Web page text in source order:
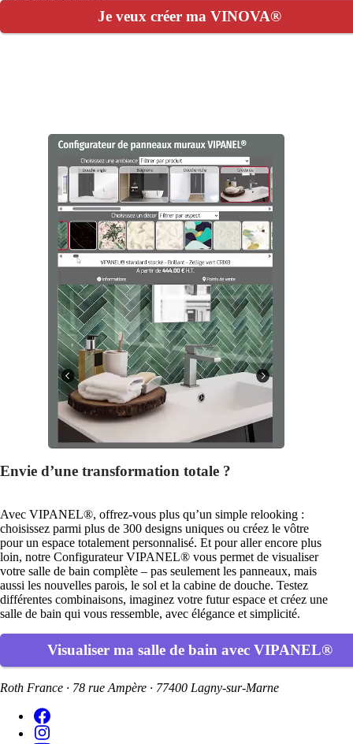
Je veux créer ma VINOVA®
Envie d’une transformation totale ?
Avec VIPANEL®, offrez-vous plus qu’un simple relooking :
choisissez parmi plus de 300 designs uniques ou créez le vôtre
pour un espace totalement personnalisé. Et pour aller encore plus
loin, notre Configurateur VIPANEL® vous permet de visualiser
votre salle de bain complète – pas seulement les panneaux, mais
aussi les nouvelles parois, le sol et la cabine de douche. Testez
différentes combinaisons, imaginez votre futur espace et créez une
salle de bain qui vous ressemble, avec élégance et simplicité.
Visualiser ma salle de bain avec VIPANEL®
Roth France · 78 rue Ampère · 77400 Lagny-sur-Marne